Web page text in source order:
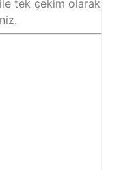
tek çekim olarak